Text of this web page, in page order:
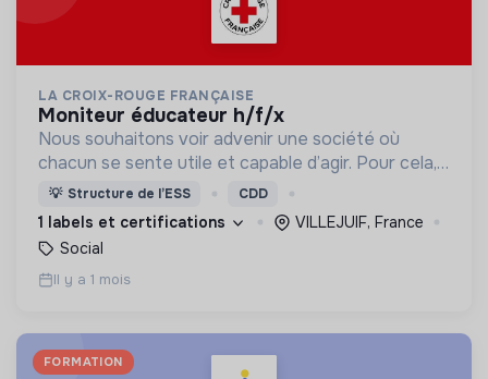
LA CROIX-ROUGE FRANÇAISE
moniteur éducateur h/f/x
Nous souhaitons voir advenir une société où
chacun se sente utile et capable d’agir. Pour cela,
nous proposons des moyens et des lieux
d’engagement innovants et adaptés à tous.
💡 Structure de l’ESS CDD
1 labels et certifications
VILLEJUIF, France
Social
Il y a 1 mois
FORMATION